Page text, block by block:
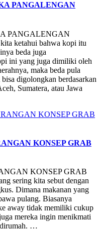
PANGALENGAN
PANGALENGAN
ketahui bahwa kopi itu
beda juga
ini yang juga dimiliki oleh
maka beda pula
digolongkan berdasarkan
Sumatera, atau Jawa
KONSEP GRAB
KONSEP GRAB
sering kita sebut dengan
Dimana makanan yang
pulang. Biasanya
away tidak memiliki cukup
mereka ingin menikmati
dirumah. …